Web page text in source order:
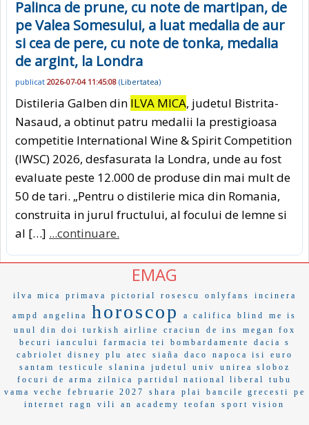
Palinca de prune, cu note de martipan, de
pe Valea Somesului, a luat medalia de aur
si cea de pere, cu note de tonka, medalia
de argint, la Londra
publicat 2026-07-04 11:45:08 (Libertatea)
Distileria Galben din ILVA MICA, judetul Bistrita-
Nasaud, a obtinut patru medalii la prestigioasa
competitie International Wine & Spirit Competition
(IWSC) 2026, desfasurata la Londra, unde au fost
evaluate peste 12.000 de produse din mai mult de
50 de tari. „Pentru o distilerie mica din Romania,
construita in jurul fructului, al focului de lemne si
al […] ...continuare.
EMAG
ilva mica primava pictorial rosescu onlyfans incinera
ampd angelina horoscop a califica blind
me is
unul din doi
turkish airline craciun de ins
megan fox
becuri
iancului farmacia tei bombardamente
dacia s
cabriolet
disney plu atec siaña daco napoca isi
euro
santam
testicule slanina judetul univ
unirea sloboz
focuri de arma
zilnica partidul national liberal
tubu
vama veche
februarie 2027 shara plai bancile grecesti
pe
internet
ragn vili an academy teofan sport vision